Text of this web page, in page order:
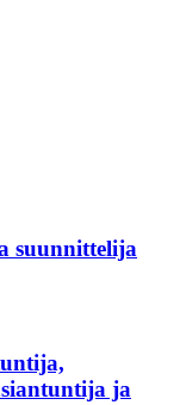
suunnittelija
ja